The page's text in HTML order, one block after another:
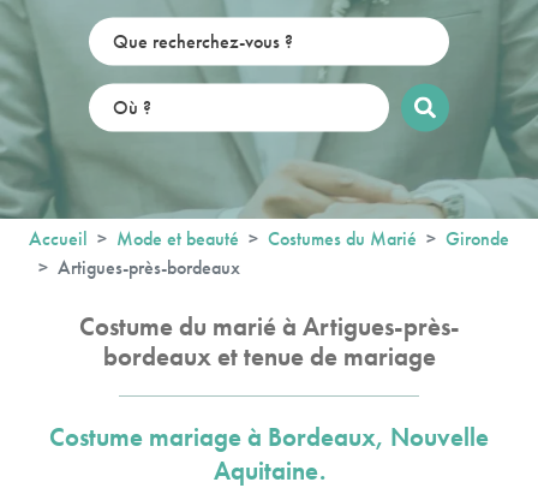
Accueil Mode et beauté Costumes du Marié
Gironde
Artigues-près-bordeaux
Costume du marié à Artigues-près-
bordeaux et tenue de mariage
Costume mariage à Bordeaux, Nouvelle
Aquitaine.